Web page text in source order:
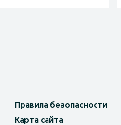
Правила безопасности
Карта сайта